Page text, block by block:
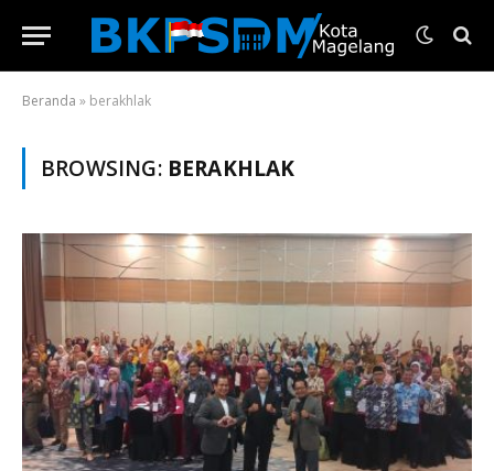
Beranda » berakhlak
BROWSING: BERAKHLAK